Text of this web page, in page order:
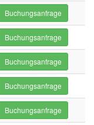
Buchungsanfrage
Buchungsanfrage
Buchungsanfrage
Buchungsanfrage
Buchungsanfrage